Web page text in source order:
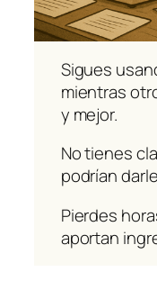
Sigues
mientras
y mejor.
No tienes
podrían
Pierdes
aportan